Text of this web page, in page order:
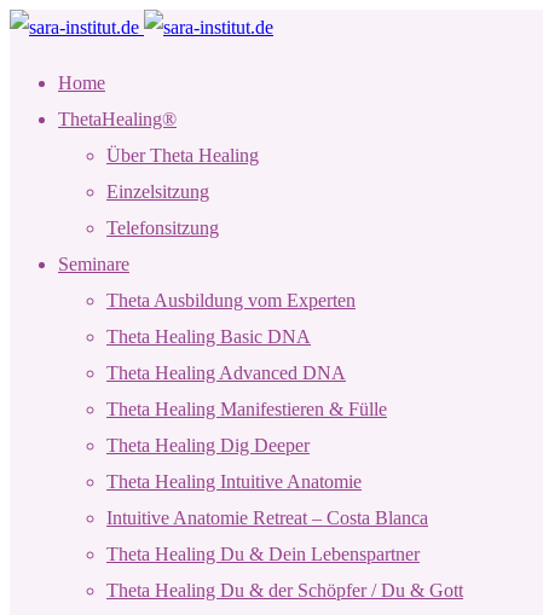
Home
ThetaHealing®
Über Theta Healing
Einzelsitzung
Telefonsitzung
Seminare
Theta Ausbildung vom Experten
Theta Healing Basic DNA
Theta Healing Advanced DNA
Theta Healing Manifestieren & Fülle
Theta Healing Dig Deeper
Theta Healing Intuitive Anatomie
Intuitive Anatomie Retreat – Costa Blanca
Theta Healing Du & Dein Lebenspartner
Theta Healing Du & der Schöpfer / Du & Gott